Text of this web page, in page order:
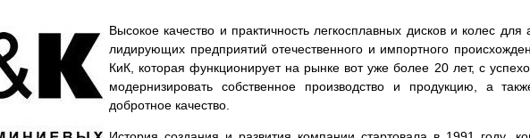
Высокое качество и практичность легкосплавных дисков и колес
лидирующих предприятий отечественного и импортного
КиК, которая функционирует на рынке вот уже более 20 лет, с
модернизировать собственное производство и продукцию, а
добротное качество.